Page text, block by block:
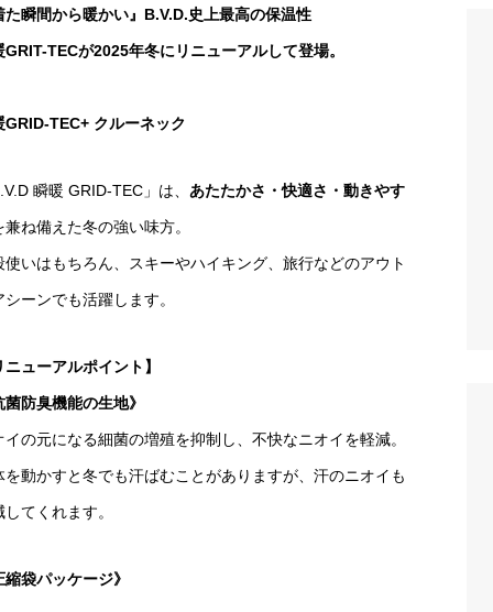
た瞬間から暖かい』B.V.D.史上最高の保温性
GRIT-TECが2025年冬にリニューアルして登場。
GRID-TEC+ クルーネック
瞬暖 GRID-TEC」は、 あたたかさ・快適さ・動きやす
兼ね備えた冬の強い味方。
使いはもちろん、スキーやハイキング、旅行などのアウト
シーンでも活躍します。
ニューアルポイント】
菌防臭機能の生地》
イの元になる細菌の増殖を抑制し、不快なニオイを軽減。
を動かすと冬でも汗ばむことがありますが、汗のニオイも
してくれます。
縮袋パッケージ》